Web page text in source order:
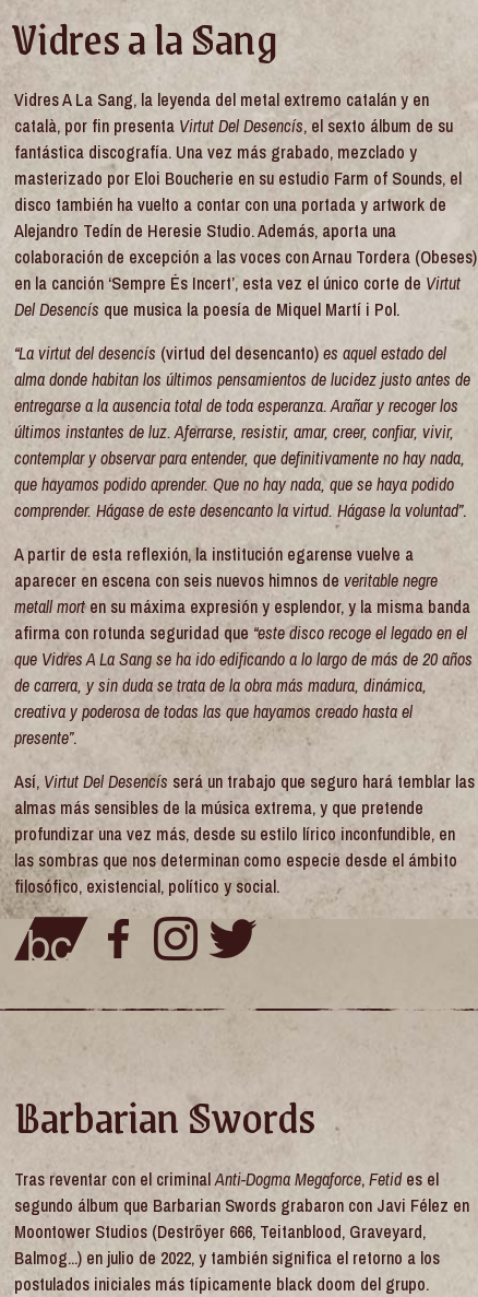
Vidres a la Sang
Vidres A La Sang, la leyenda del metal extremo catalán y en
català, por fin presenta Virtut Del Desencís, el sexto álbum de su
fantástica discografía. Una vez más grabado, mezclado y
masterizado por Eloi Boucherie en su estudio Farm of Sounds, el
disco también ha vuelto a contar con una portada y artwork de
Alejandro Tedín de Heresie Studio. Además, aporta una
colaboración de excepción a las voces con Arnau Tordera (Obeses)
en la canción ‘Sempre És Incert’, esta vez el único corte de Virtut
Del Desencís que musica la poesía de Miquel Martí i Pol.
“La virtut del desencís (virtud del desencanto)es aquel estado del
alma donde habitan los últimos pensamientos de lucidez justo antes de
entregarse a la ausencia total de toda esperanza. Arañar y recoger los
últimos instantes de luz. Aferrarse, resistir, amar, creer, confiar, vivir,
contemplar y observar para entender, que definitivamente no hay nada,
que hayamos podido aprender. Que no hay nada, que se haya podido
comprender. Hágase de este desencanto la virtud. Hágase la voluntad”.
A partir de esta reflexión, la institución egarense vuelve a
aparecer en escena con seis nuevos himnos deveritable negre
metall morten su máxima expresión y esplendor, y la misma banda
afirma con rotunda seguridad que “este disco recoge el legado en el
que Vidres A La Sang se ha ido edificando a lo largo de más de 20 años
de carrera, y sin duda se trata de la obra más madura, dinámica,
creativa y poderosa de todas las que hayamos creado hasta el
presente”.
Así, Virtut Del Desencís será un trabajo que seguro hará temblar las
almas más sensibles de la música extrema, y que pretende
profundizar una vez más, desde su estilo lírico inconfundible, en
las sombras que nos determinan como especie desde el ámbito
filosófico, existencial, político y social.
Barbarian Swords
Tras reventar con el criminalAnti-Dogma Megaforce,Fetides el
segundo álbum que Barbarian Swords grabaron con Javi Félez en
Moontower Studios (Deströyer 666, Teitanblood, Graveyard,
Balmog...) en julio de 2022, y también significa el retorno a los
postulados iniciales más típicamente black doom del grupo.